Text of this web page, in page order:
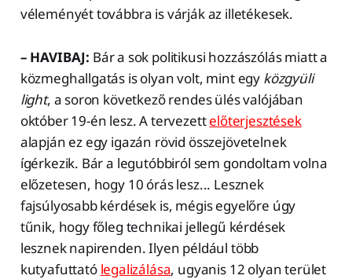
véleményét továbbra is várják az illetékesek.
– HAVIBAJ: Bár a sok politikusi hozzászólás miatt a
közmeghallgatás is olyan volt, mint egy közgyüli
light, a soron következő rendes ülés valójában
október 19-én lesz. A tervezettelőterjesztések
alapján ez egy igazán rövid összejövetelnek
ígérkezik. Bár a legutóbbiról sem gondoltam volna
előzetesen, hogy 10 órás lesz... Lesznek
fajsúlyosabb kérdések is, mégis egyelőre úgy
tűnik, hogy főleg technikai jellegű kérdések
lesznek napirenden. Ilyen például több
kutyafuttató legalizálása, ugyanis 12 olyan terület